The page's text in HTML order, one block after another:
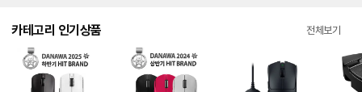
카테고리 인기상품 전체보기